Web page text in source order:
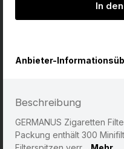
In
Anbieter-
Beschreibung
GERMANUS Zigaretten
Packung enthält 300